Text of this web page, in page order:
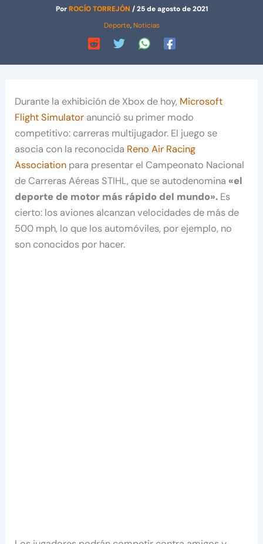
PorROCÍO TORREJÓN /25 de agosto de 2021
Deporte, Noticias
Durante la exhibición de Xbox de hoy, Microsoft
Flight Simulator anunció su primer modo
competitivo: carreras multijugador. El juego se
asocia con la reconocida Reno Air Racing
Association para presentar el Campeonato Nacional
de Carreras Aéreas STIHL, que se autodenomina «el
deporte de motor más rápido del mundo». Es
cierto: los aviones alcanzan velocidades de más de
500 mph, lo que los automóviles, por ejemplo, no
son conocidos por hacer.